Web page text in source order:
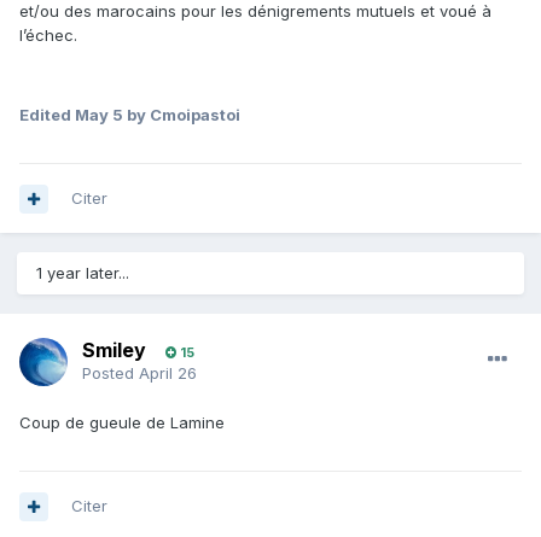
et/ou des marocains pour les dénigrements mutuels et voué à
l’échec.
Edited May 5 by Cmoipastoi
Citer
1 year later...
Smiley 15
Posted April 26
Coup de gueule de Lamine
Citer